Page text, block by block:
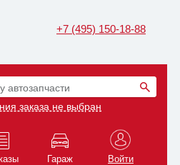
+7 (495) 150-18-88
автозапчасти
заказа не выбран
Гараж Войти